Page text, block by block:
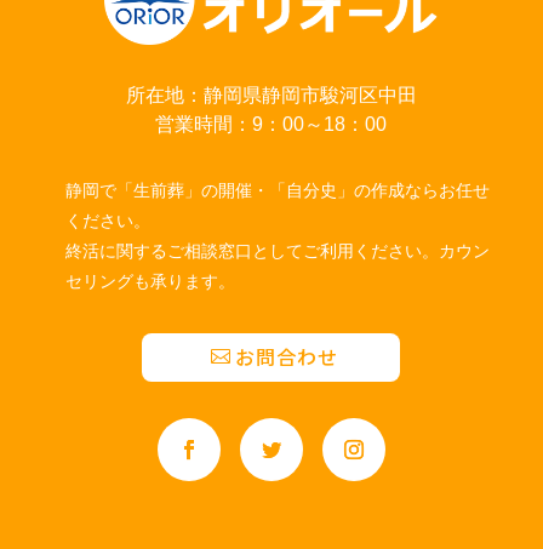
所在地：静岡県静岡市駿河区中田
営業時間：9：00～18：00
静岡で「生前葬」の開催・「自分史」の作成ならお任せ
ください。
終活に関するご相談窓口としてご利用ください。カウン
セリングも承ります。
お問合わせ